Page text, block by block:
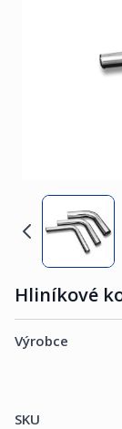
Hliníkové
Výrobce
SKU